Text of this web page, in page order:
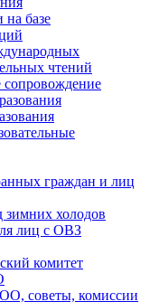
базе
чтений
сопровождение
граждан и лиц
холодов
лиц с ОВЗ
комитет
советы, комиссии